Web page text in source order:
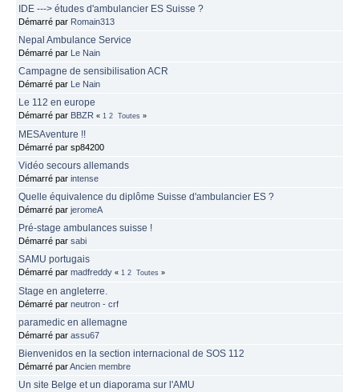
IDE ---> études d'ambulancier ES Suisse ?
Démarré par Romain313
Nepal Ambulance Service
Démarré par Le Nain
Campagne de sensibilisation ACR
Démarré par Le Nain
Le 112 en europe
Démarré par BBZR « 1 2 Toutes »
MESAventure !!
Démarré par sp84200
Vidéo secours allemands
Démarré par intense
Quelle équivalence du diplôme Suisse d'ambulancier ES ?
Démarré par jeromeA
Pré-stage ambulances suisse !
Démarré par sabi
SAMU portugais
Démarré par madfreddy « 1 2 Toutes »
Stage en angleterre.
Démarré par neutron - crf
paramedic en allemagne
Démarré par assu67
Bienvenidos en la section internacional de SOS 112
Démarré parAncien membre
Un site Belge et un diaporama sur l'AMU